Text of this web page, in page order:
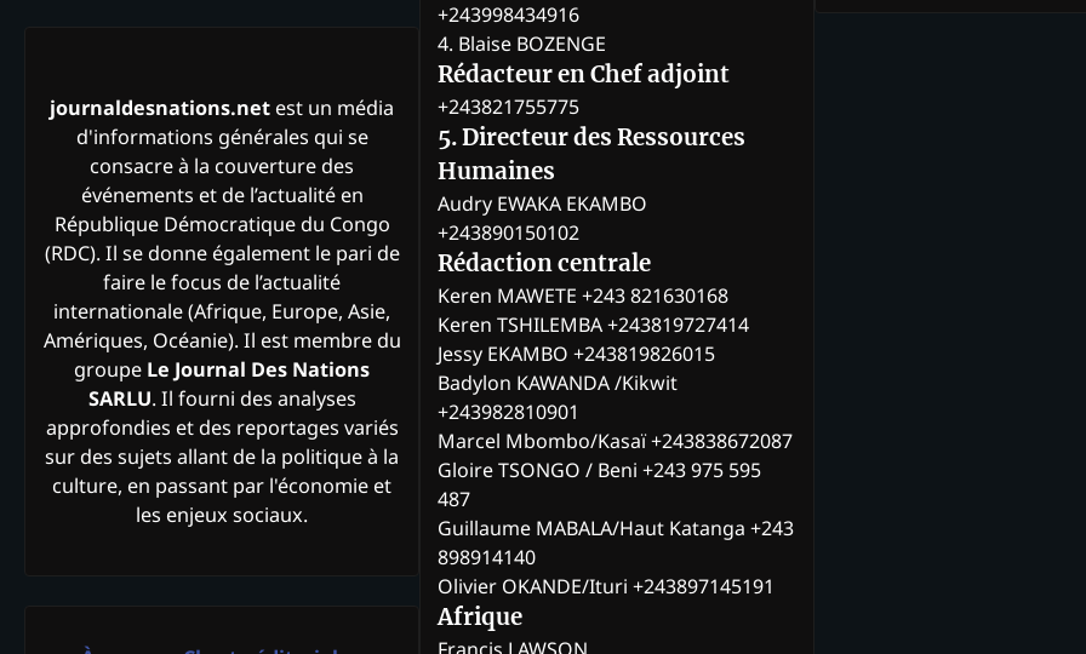
journaldesnations.net est un média
d'informations générales qui se
consacre à la couverture des
événements et de l’actualité en
République Démocratique du Congo
(RDC). Il se donne également le pari de
faire le focus de l’actualité
internationale (Afrique, Europe, Asie,
Amériques, Océanie). Il est membre du
groupe Le Journal Des Nations
SARLU. Il fourni des analyses
approfondies et des reportages variés
sur des sujets allant de la politique à la
culture, en passant par l'économie et
les enjeux sociaux.
+243998434916
4. Blaise BOZENGE
Rédacteur en Chef adjoint
+243821755775
5. Directeur des Ressources
Humaines
Audry EWAKA EKAMBO
+243890150102
Rédaction centrale
Keren MAWETE +243 821630168
Keren TSHILEMBA +243819727414
Jessy EKAMBO +243819826015
Badylon KAWANDA /Kikwit
+243982810901
Marcel Mbombo/Kasaï +243838672087
Gloire TSONGO / Beni +243 975 595
487
Guillaume MABALA/Haut Katanga +243
898914140
Olivier OKANDE/Ituri +243897145191
Afrique